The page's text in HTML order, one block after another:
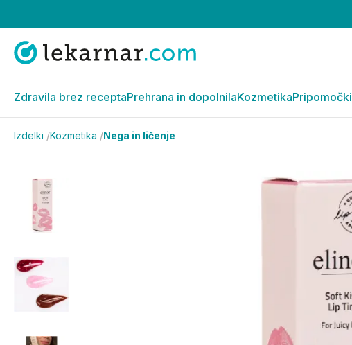
Zdravila brez receptaPrehrana in dopolnilaKozmetikaPripomočki
Izdelki /Kozmetika /Nega in ličenje